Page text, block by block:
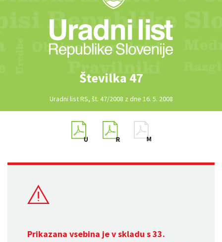
Številka 47
Uradni list RS, št. 47/2008 z dne 16. 5. 2008
Prikazana vsebina je v skladu s 33.